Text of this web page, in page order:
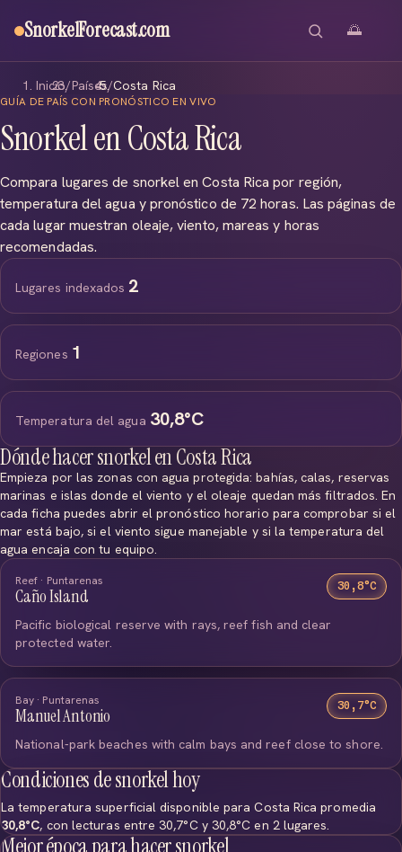
SnorkelForecast.com 🌅
Inicio/Países/Costa Rica
GUÍA DE PAÍS CON PRONÓSTICO EN VIVO
Snorkel en Costa Rica
Compara lugares de snorkel en Costa Rica por región,
temperatura del agua y pronóstico de 72 horas. Las páginas de
cada lugar muestran oleaje, viento, mareas y horas
recomendadas.
Lugares indexados 2
Regiones 1
Temperatura del agua 30,8°C
Dónde hacer snorkel en Costa Rica
Empieza por las zonas con agua protegida: bahías, calas, reservas
marinas e islas donde el viento y el oleaje quedan más filtrados. En
cada ficha puedes abrir el pronóstico horario para comprobar si el
mar está bajo, si el viento sigue manejable y si la temperatura del
agua encaja con tu equipo.
Reef · Puntarenas
Caño Island 30,8°C
Pacific biological reserve with rays, reef fish and clear
protected water.
Bay · Puntarenas
Manuel Antonio 30,7°C
National-park beaches with calm bays and reef close to shore.
Condiciones de snorkel hoy
La temperatura superficial disponible para Costa Rica promedia
30,8°C, con lecturas entre 30,7°C y 30,8°C en 2 lugares.
Mejor época para hacer snorkel